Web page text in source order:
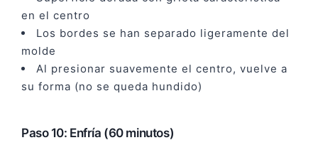
en el centro
Los bordes se han separado ligeramente del
molde
Al presionar suavemente el centro, vuelve a
su forma (no se queda hundido)
Paso 10: Enfría (60 minutos)